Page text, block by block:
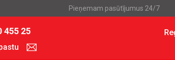
Pieņemam pasūtījumus 24/7
455 25